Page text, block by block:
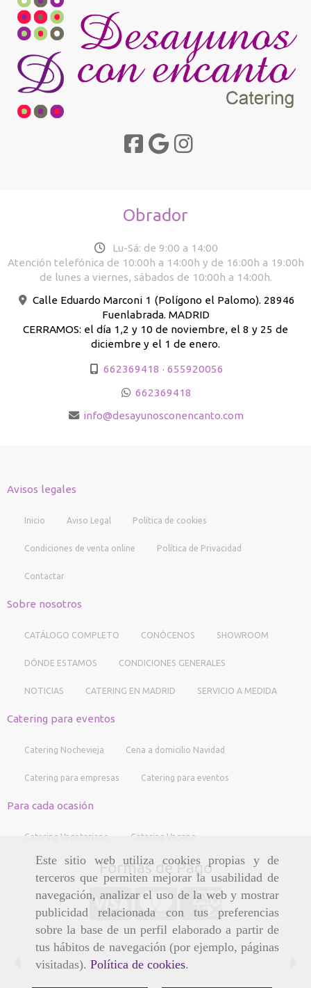
Este sitio web utiliza cookies propias y de
terceros que permiten mejorar la usabilidad de
navegación, analizar el uso de la web y mostrar
publicidad relacionada con tus preferencias
sobre la base de un perfil elaborado a partir de
tus hábitos de navegación (por ejemplo, páginas
visitadas). Política de cookies.
Obrador
Lu-Sá: de 9:00 a 14:00
Atención telefónica de 10:00h a 14:00h y de 16:00h a 19:00h
de lunes a viernes, sábados de 10:00h a 14:00h.
Calle Eduardo Marconi 1 (Polígono el Palomo). 28946
Fuenlabrada. MADRID
CERRAMOS: el día 1,2 y 10 de noviembre, el 8 y 25 de
diciembre y el 1 de enero.
662369418 · 655920056
662369418
info
desayunosconencanto.com
Avisos legales
Inicio Aviso Legal Política de cookies
Condiciones de venta online Política de Privacidad
Contactar
Sobre nosotros
CATÁLOGO COMPLETO CONÓCENOS SHOWROOM
DÓNDE ESTAMOS CONDICIONES GENERALES
NOTICIAS CATERING EN MADRID SERVICIO A MEDIDA
Catering para eventos
Catering Nochevieja Cena a domicilio Navidad
Catering para empresas Catering para eventos
Para cada ocasión
Catering Vegetariano Catering Vegano
Formas de Pago
Anterior